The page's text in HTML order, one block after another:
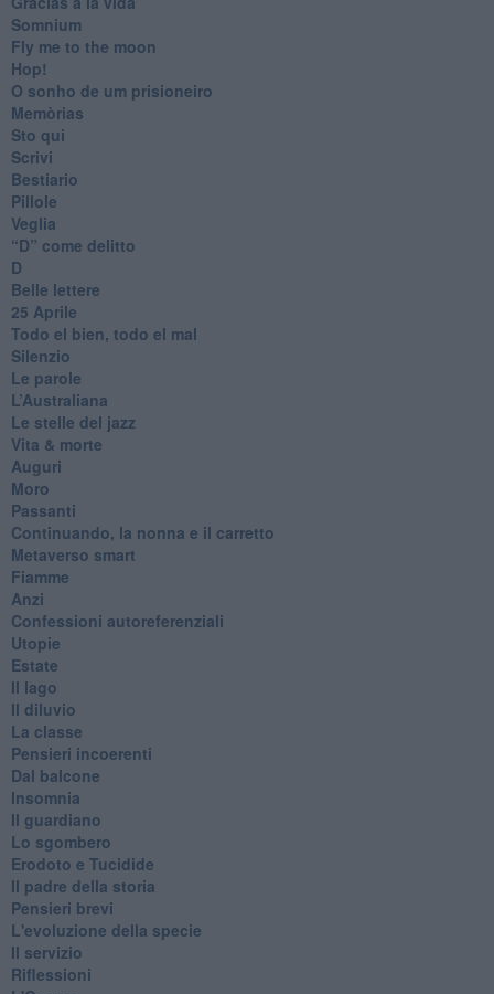
Somnium
Fly me to the moon
Hop!
O sonho de um prisioneiro
Memòrias
Sto qui
Scrivi
Bestiario
Pillole
Veglia
​“D” come delitto
D
Belle lettere
25 Aprile
Todo el bien, todo el mal
Silenzio
Le parole
​L’Australiana
Le stelle del jazz
Vita & morte
Auguri
Moro
Passanti
Continuando, la nonna e il carretto
Metaverso smart
Fiamme
Anzi
Confessioni autoreferenziali
Utopie
Estate
Il lago
Il diluvio
La classe
Pensieri incoerenti
Dal balcone
Insomnia
Il guardiano
Lo sgombero
Erodoto e Tucidide
Il padre della storia
Pensieri brevi
L'evoluzione della specie
Il servizio
Riflessioni